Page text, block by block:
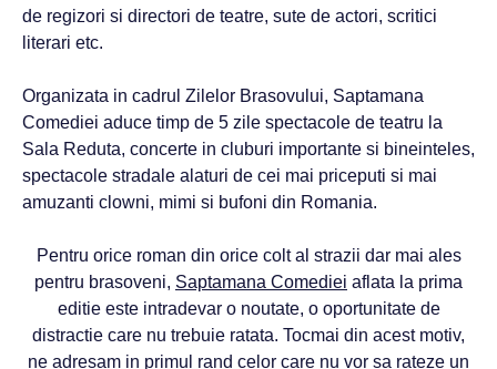
de regizori si directori de teatre, sute de actori, scritici
literari etc.
Organizata in cadrul Zilelor Brasovului, Saptamana
Comediei aduce timp de 5 zile spectacole de teatru la
Sala Reduta, concerte in cluburi importante si bineinteles,
spectacole stradale alaturi de cei mai priceputi si mai
amuzanti clowni, mimi si bufoni din Romania.
Pentru orice roman din orice colt al strazii dar mai ales
pentru brasoveni, Saptamana Comediei aflata la prima
editie este intradevar o noutate, o oportunitate de
distractie care nu trebuie ratata. Tocmai din acest motiv,
ne adresam in primul rand celor care nu vor sa rateze un